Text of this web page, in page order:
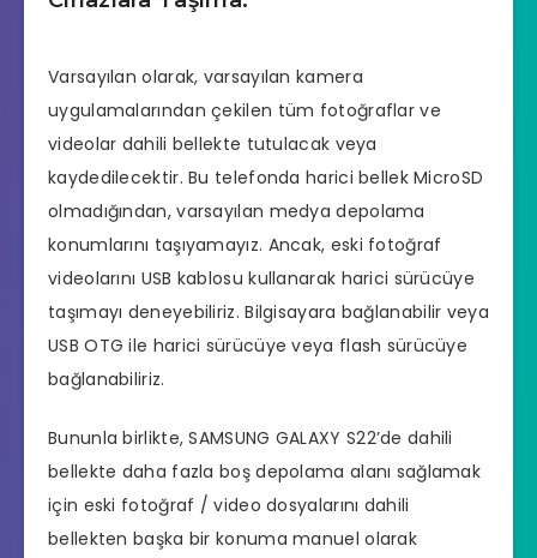
Varsayılan olarak, varsayılan kamera
uygulamalarından çekilen tüm fotoğraflar ve
videolar dahili bellekte tutulacak veya
kaydedilecektir. Bu telefonda harici bellek MicroSD
olmadığından, varsayılan medya depolama
konumlarını taşıyamayız. Ancak, eski fotoğraf
videolarını USB kablosu kullanarak harici sürücüye
taşımayı deneyebiliriz. Bilgisayara bağlanabilir veya
USB OTG ile harici sürücüye veya flash sürücüye
bağlanabiliriz.
Bununla birlikte, SAMSUNG GALAXY S22’de dahili
bellekte daha fazla boş depolama alanı sağlamak
için eski fotoğraf / video dosyalarını dahili
bellekten başka bir konuma manuel olarak